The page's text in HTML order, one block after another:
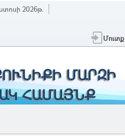
2026թ.
Մուտք
ՄԱՐԶԻ
ՀԱՄԱՅՆՔ